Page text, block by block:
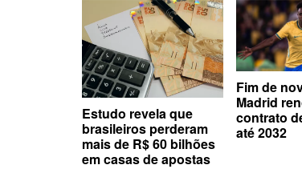
Estudo revela que
brasileiros perderam
mais de R$ 60 bilhões
em casas de apostas
Fim de
Madrid
contrato
até 2032